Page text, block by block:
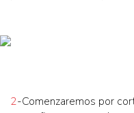
2-Comenzaremos por